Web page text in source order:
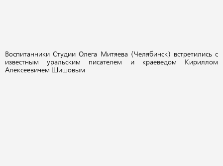
Воспитанники Студии Олега Митяева (Челябинск) встретились с
известным уральским писателем и краеведом Кириллом
Алексеевичем Шишовым